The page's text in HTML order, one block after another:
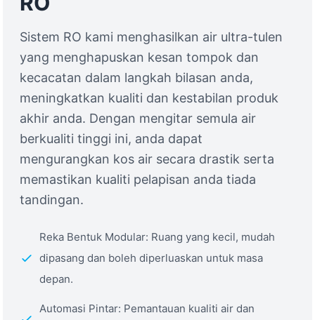
Sistem RO kami menghasilkan air ultra-tulen
yang menghapuskan kesan tompok dan
kecacatan dalam langkah bilasan anda,
meningkatkan kualiti dan kestabilan produk
akhir anda. Dengan mengitar semula air
berkualiti tinggi ini, anda dapat
mengurangkan kos air secara drastik serta
memastikan kualiti pelapisan anda tiada
tandingan.
Reka Bentuk Modular: Ruang yang kecil, mudah
dipasang dan boleh diperluaskan untuk masa
depan.
Automasi Pintar: Pemantauan kualiti air dan